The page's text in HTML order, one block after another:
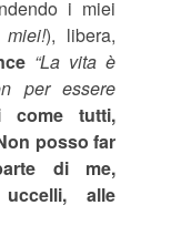
i miei
miei!), libera,
“La vita è
per essere
come tutti,
posso far
di me,
alle